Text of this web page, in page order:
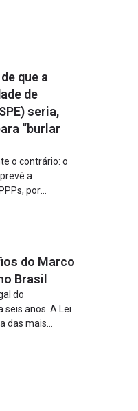
que a
de
seria,
“burlar
o contrário: o
a
por
e gerir o
e
projeto a
do Marco
Brasil
do
anos. A Lei
das mais